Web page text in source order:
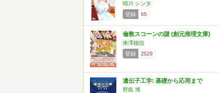
晴川 シンタ
登録
65
倫敦スコーンの謎 (創元推理文庫)
米澤穂信
登録
2529
遺伝子工学: 基礎から応用まで
野島 博